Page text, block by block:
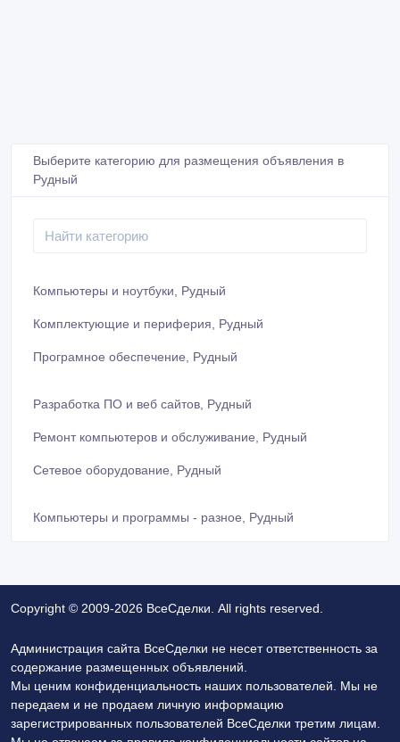
Выберите категорию для размещения объявления в
Рудный
Компьютеры и ноутбуки, Рудный
Комплектующие и периферия, Рудный
Програмное обеспечение, Рудный
Разработка ПО и веб сайтов, Рудный
Ремонт компьютеров и обслуживание, Рудный
Сетевое оборудование, Рудный
Компьютеры и программы - разное, Рудный
Copyright © 2009-2026 ВсеСделки. All rights reserved.
Администрация сайта ВсеСделки не несет ответственность за
содержание размещенных объявлений.
Мы ценим конфиденциальность наших пользователей. Мы не
передаем и не продаем личную информацию
зарегистрированных пользователей ВсеСделки третим лицам.